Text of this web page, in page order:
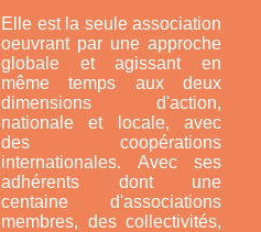
Elle est la seule association
oeuvrant par une approche
globale et agissant en
même temps aux deux
dimensions d'action,
nationale et locale, avec
des coopérations
internationales. Avec ses
adhérents dont une
centaine d'associations
membres, des collectivités,